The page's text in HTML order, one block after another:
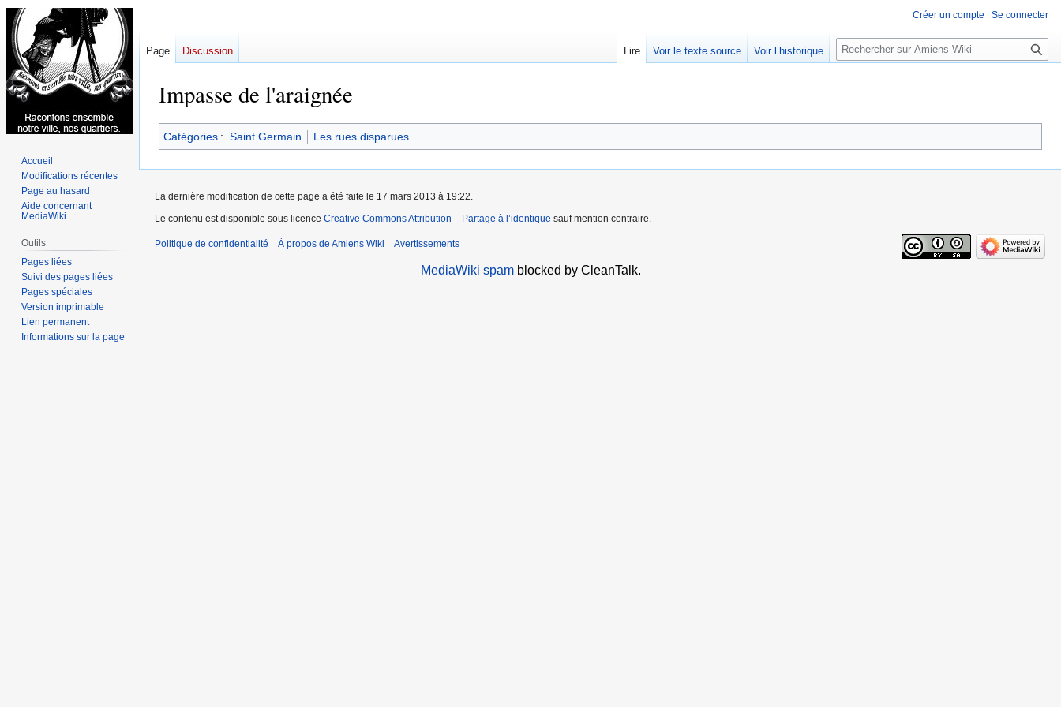
Impasse de l'araignée
Aller
à
la
Aller
à
la
Catégories : Saint Germain Les rues disparues
Créer un compte Se connecter
Page Discussion Lire Voir le texte source Voir l’historique
Rechercher
Accueil
Modifications récentes
Page au hasard
Aide concernant
MediaWiki
Outils
Pages liées
Suivi des pages liées
Pages spéciales
Version imprimable
Lien permanent
Informations sur la page
La dernière modification de cette page a été faite le 17 mars 2013 à 19:22.
Le contenu est disponible sous licence Creative Commons Attribution – Partage à l’identique sauf mention contraire.
Politique de confidentialité À propos de Amiens Wiki Avertissements
MediaWiki spamblocked by CleanTalk.